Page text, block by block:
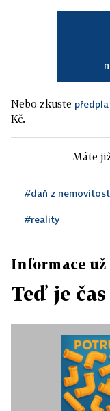
Nebo zkuste
Kč.
Máte
#daň z
#reality
Informace už
Teď je